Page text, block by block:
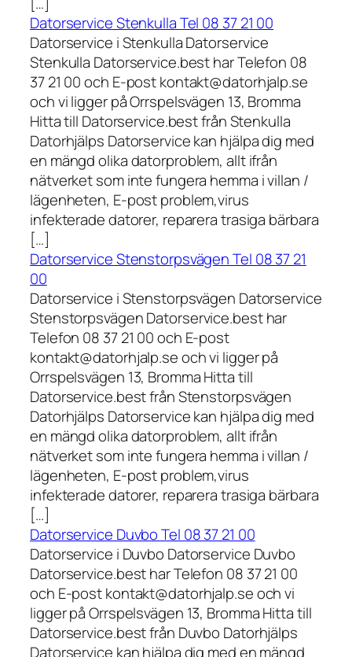
Datorservice Stenkulla Tel 08 37 21 00
Datorservice i Stenkulla Datorservice
Stenkulla Datorservice.best har Telefon 08
37 21 00 och E-post kontakt@datorhjalp.se
och vi ligger på Orrspelsvägen 13, Bromma
Hitta till Datorservice.best från Stenkulla
Datorhjälps Datorservice kan hjälpa dig med
en mängd olika datorproblem, allt ifrån
nätverket som inte fungera hemma i villan /
lägenheten, E-post problem,virus
infekterade datorer, reparera trasiga bärbara
[…]
Datorservice Stenstorpsvägen Tel 08 37 21
00
Datorservice i Stenstorpsvägen Datorservice
Stenstorpsvägen Datorservice.best har
Telefon 08 37 21 00 och E-post
kontakt@datorhjalp.se och vi ligger på
Orrspelsvägen 13, Bromma Hitta till
Datorservice.best från Stenstorpsvägen
Datorhjälps Datorservice kan hjälpa dig med
en mängd olika datorproblem, allt ifrån
nätverket som inte fungera hemma i villan /
lägenheten, E-post problem,virus
infekterade datorer, reparera trasiga bärbara
[…]
Datorservice Duvbo Tel 08 37 21 00
Datorservice i Duvbo Datorservice Duvbo
Datorservice.best har Telefon 08 37 21 00
och E-post kontakt@datorhjalp.se och vi
ligger på Orrspelsvägen 13, Bromma Hitta till
Datorservice.best från Duvbo Datorhjälps
Datorservice kan hjälpa dig med en mängd